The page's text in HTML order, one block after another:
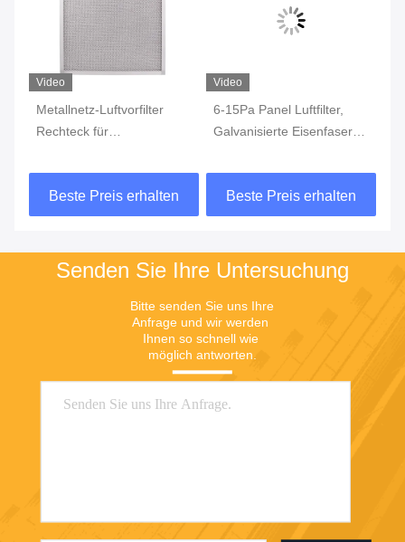
Video
Metallnetz-Luftvorfilter
Rechteck für
Beste Preis erhalten
Video
6-15Pa Panel Luftfilter,
Galvanisierte Eisenfaser
Luftfilter
Beste Preis erhalten
Senden Sie Ihre Untersuchung
Bitte senden Sie uns Ihre
Anfrage und wir werden
Ihnen so schnell wie
möglich antworten.